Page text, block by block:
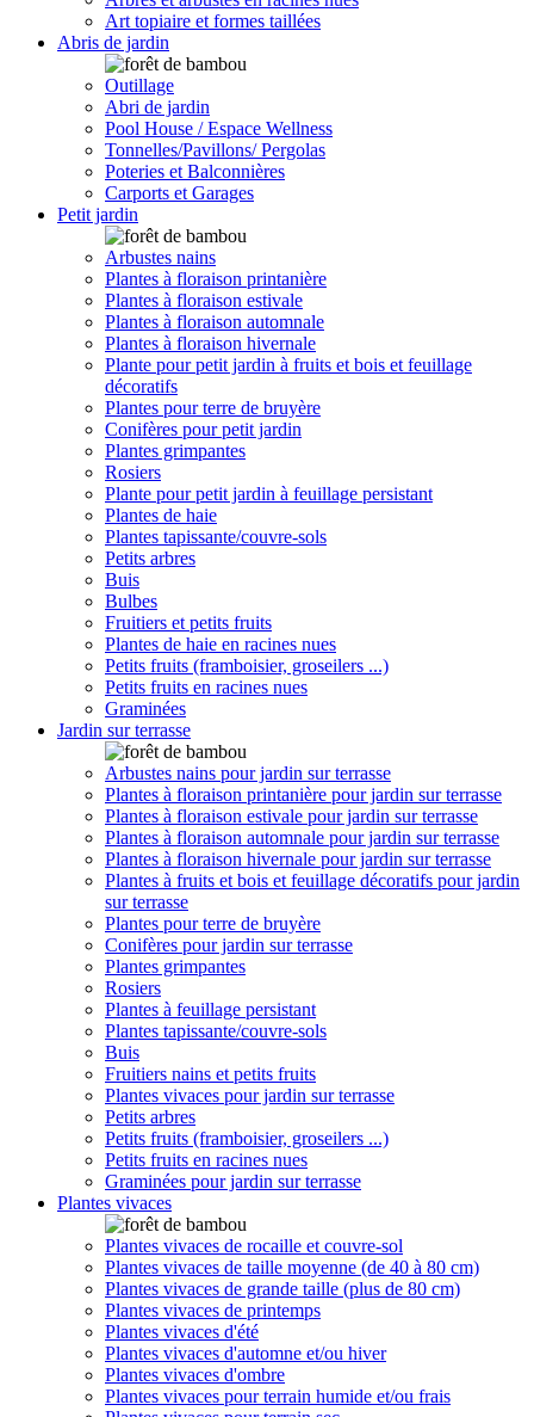
Art topiaire et formes taillées
Abris de jardin
Outillage
Abri de jardin
Pool House / Espace Wellness
Tonnelles/Pavillons/ Pergolas
Poteries et Balconnières
Carports et Garages
Petit jardin
Arbustes nains
Plantes à floraison printanière
Plantes à floraison estivale
Plantes à floraison automnale
Plantes à floraison hivernale
Plante pour petit jardin à fruits et bois et feuillage
décoratifs
Plantes pour terre de bruyère
Conifères pour petit jardin
Plantes grimpantes
Rosiers
Plante pour petit jardin à feuillage persistant
Plantes de haie
Plantes tapissante/couvre-sols
Petits arbres
Buis
Bulbes
Fruitiers et petits fruits
Plantes de haie en racines nues
Petits fruits (framboisier, groseilers ...)
Petits fruits en racines nues
Graminées
Jardin sur terrasse
Arbustes nains pour jardin sur terrasse
Plantes à floraison printanière pour jardin sur terrasse
Plantes à floraison estivale pour jardin sur terrasse
Plantes à floraison automnale pour jardin sur terrasse
Plantes à floraison hivernale pour jardin sur terrasse
Plantes à fruits et bois et feuillage décoratifs pour jardin
sur terrasse
Plantes pour terre de bruyère
Conifères pour jardin sur terrasse
Plantes grimpantes
Rosiers
Plantes à feuillage persistant
Plantes tapissante/couvre-sols
Buis
Fruitiers nains et petits fruits
Plantes vivaces pour jardin sur terrasse
Petits arbres
Petits fruits (framboisier, groseilers ...)
Petits fruits en racines nues
Graminées pour jardin sur terrasse
Plantes vivaces
Plantes vivaces de rocaille et couvre-sol
Plantes vivaces de taille moyenne (de 40 à 80 cm)
Plantes vivaces de grande taille (plus de 80 cm)
Plantes vivaces de printemps
Plantes vivaces d'été
Plantes vivaces d'automne et/ou hiver
Plantes vivaces d'ombre
Plantes vivaces pour terrain humide et/ou frais